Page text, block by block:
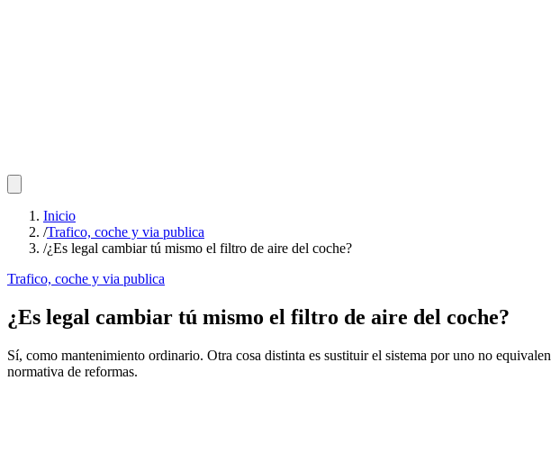
Inicio
/Trafico, coche y via publica
/¿Es legal cambiar tú mismo el filtro de aire del coche?
Trafico, coche y via publica
¿Es legal cambiar tú mismo el filtro de aire del coche?
Sí, como mantenimiento ordinario. Otra cosa distinta es sustituir el sistema por uno no
normativa de reformas.